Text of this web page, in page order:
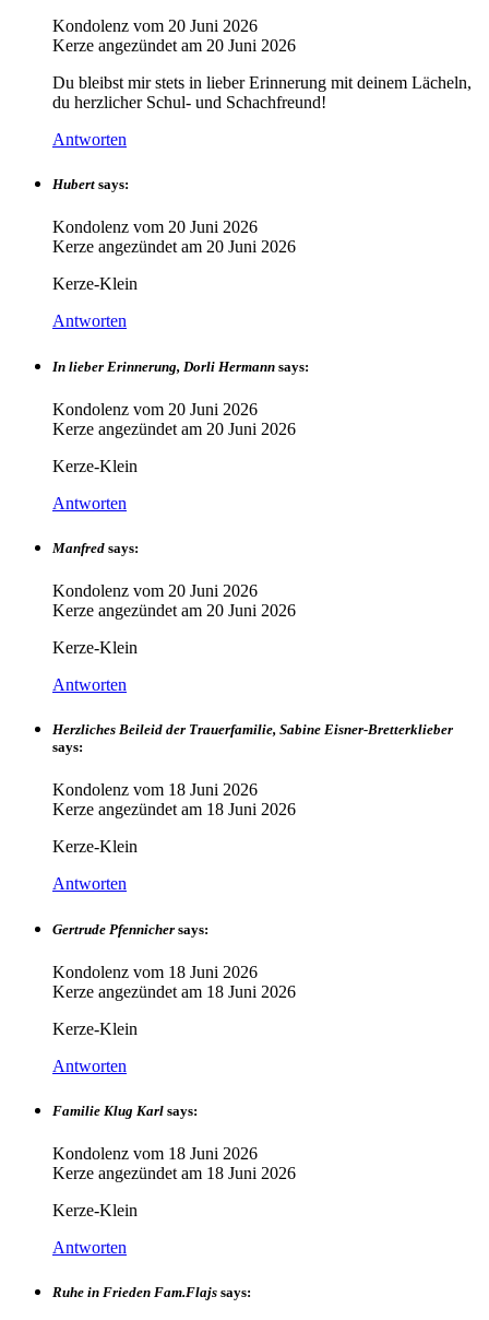
Kondolenz vom 20 Juni 2026
Kerze angezündet am 20 Juni 2026
Du bleibst mir stets in lieber Erinnerung mit deinem Lächeln,
du herzlicher Schul- und Schachfreund!
Antworten
Hubert says:
Kondolenz vom 20 Juni 2026
Kerze angezündet am 20 Juni 2026
Kerze-Klein
Antworten
In lieber Erinnerung, Dorli Hermann says:
Kondolenz vom 20 Juni 2026
Kerze angezündet am 20 Juni 2026
Kerze-Klein
Antworten
Manfred says:
Kondolenz vom 20 Juni 2026
Kerze angezündet am 20 Juni 2026
Kerze-Klein
Antworten
Herzliches Beileid der Trauerfamilie, Sabine Eisner-Bretterklieber
says:
Kondolenz vom 18 Juni 2026
Kerze angezündet am 18 Juni 2026
Kerze-Klein
Antworten
Gertrude Pfennicher says:
Kondolenz vom 18 Juni 2026
Kerze angezündet am 18 Juni 2026
Kerze-Klein
Antworten
Familie Klug Karl says:
Kondolenz vom 18 Juni 2026
Kerze angezündet am 18 Juni 2026
Kerze-Klein
Antworten
Ruhe in Frieden Fam.Flajs says: